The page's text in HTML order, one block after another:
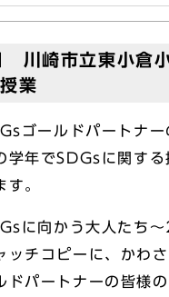
川崎市立東小倉
業
ゴールドパートナ
学年でSDGsに関する
す。
に向かう大人たち
ッチコピーに、かわ
ドパートナーの皆様の